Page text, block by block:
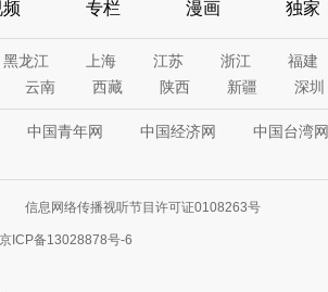
专栏 漫画 独家
黑龙江 上海 江苏 浙江 福建
云南 西藏 陕西 新疆 深圳
中国青年网 中国经济网 中国台湾网
信息网络传播视听节目许可证0108263号
京ICP备13028878号-6